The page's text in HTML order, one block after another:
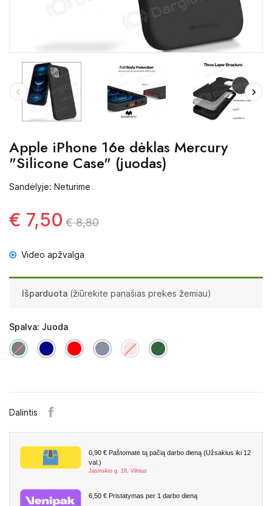
Apple iPhone 16e dėklas Mercury
"Silicone Case" (juodas)
Sandėlyje: Neturime
€ 7,50 € 8,80
Video apžvalga
Išparduota (žiūrėkite panašias prekes žemiau)
Spalva: Juoda
Dalintis
0,90 € Paštomate tą pačią darbo dieną (Užsakius iki 12
val.)
Jasinskio g. 16, Vilnius
6,50 € Pristatymas per 1 darbo dieną